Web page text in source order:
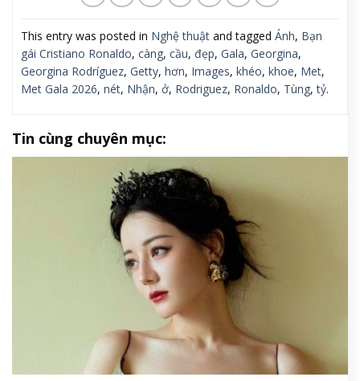
This entry was posted in Nghệ thuật and tagged Ánh, Bạn
gái Cristiano Ronaldo, càng, cầu, đẹp, Gala, Georgina,
Georgina Rodríguez, Getty, hơn, Images, khéo, khoe, Met,
Met Gala 2026, nét, Nhận, ở, Rodriguez, Ronaldo, Tùng,tỷ.
Tin cùng chuyên mục: